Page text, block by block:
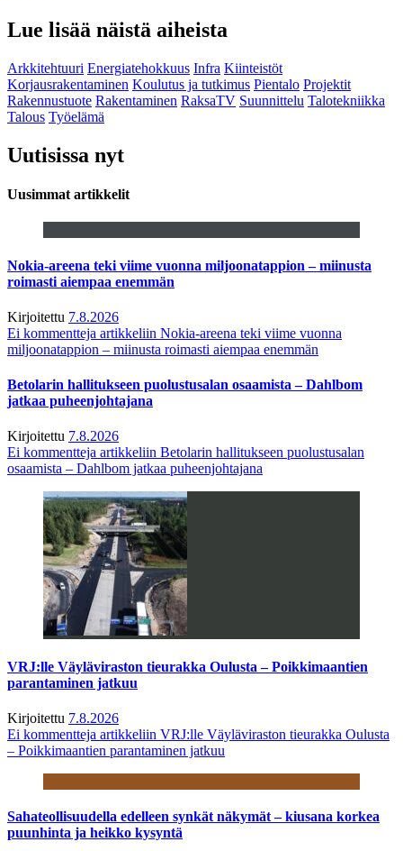
Lue lisää näistä aiheista
Arkkitehtuuri Energiatehokkuus Infra Kiinteistöt
Korjausrakentaminen Koulutus ja tutkimus Pientalo Projektit
Rakennustuote Rakentaminen RaksaTV Suunnittelu Talotekniikka
Talous Työelämä
Uutisissa nyt
Uusimmat artikkelit
Nokia-areena teki viime vuonna miljoonatappion – miinusta
roimasti aiempaa enemmän
Kirjoitettu 7.8.2026
Ei kommentteja artikkeliin Nokia-areena teki viime vuonna
miljoonatappion – miinusta roimasti aiempaa enemmän
Betolarin hallitukseen puolustusalan osaamista – Dahlbom
jatkaa puheenjohtajana
Kirjoitettu 7.8.2026
Ei kommentteja artikkeliin Betolarin hallitukseen puolustusalan
osaamista – Dahlbom jatkaa puheenjohtajana
VRJ:lle Väyläviraston tieurakka Oulusta – Poikkimaantien
parantaminen jatkuu
Kirjoitettu 7.8.2026
Ei kommentteja artikkeliin VRJ:lle Väyläviraston tieurakka Oulusta
– Poikkimaantien parantaminen jatkuu
Sahateollisuudella edelleen synkät näkymät – kiusana korkea
puunhinta ja heikko kysyntä